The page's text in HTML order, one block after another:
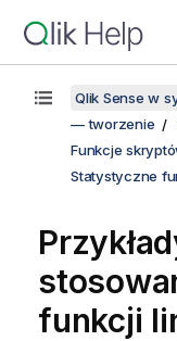
Qlik Sense w
— tworzenie
Funkcje
Statystyczne
funkcji